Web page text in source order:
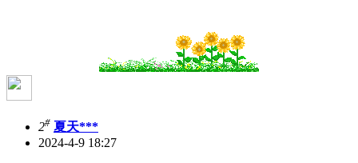
2# 夏天***
2024-4-9 18:27